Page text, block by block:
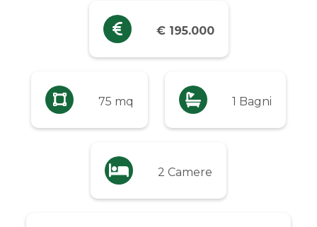
€ 195.000
75 mq 1 Bagni
2 Camere
Fino a € 5.000
Da € 10.000 a € 20.000